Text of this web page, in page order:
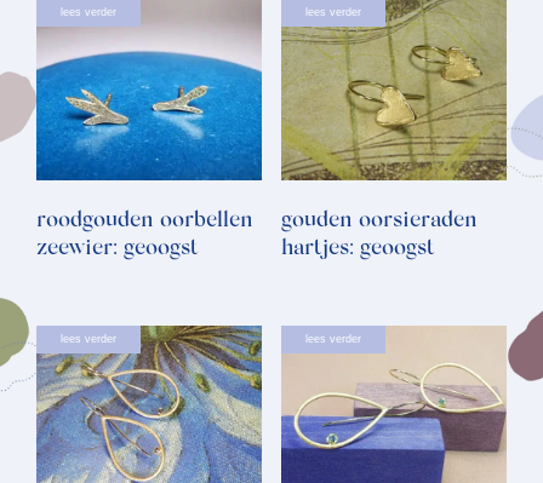
lees verder
roodgouden oorbellen
zeewier: geoogst
lees verder
gouden oorsieraden
hartjes: geoogst
lees verder lees verder